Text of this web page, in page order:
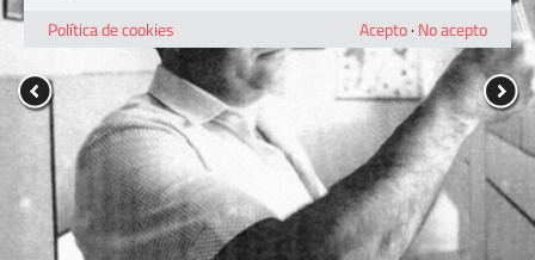
Política de cookies
Acepto· No acepto